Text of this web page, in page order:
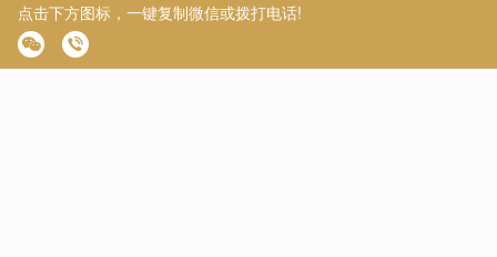
7+1导师阵容
主导师+规划导师+专业导师+外籍导师...